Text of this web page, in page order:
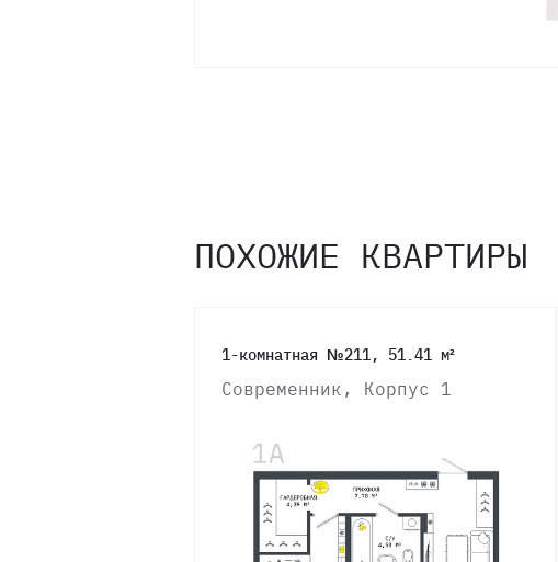
ПОХОЖИЕ КВАРТИРЫ
1-комнатная №211, 51.41 м²
Современник, Корпус 1